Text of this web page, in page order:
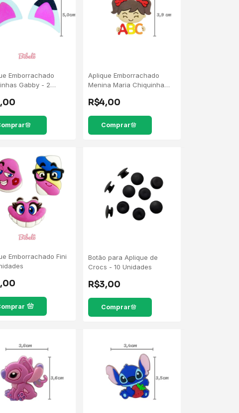
Emborrachado
Gabby - 2
Aplique Emborrachado
Menina Maria Chiquinha
Unidades
R$4,00
Emborrachado Fini
Botão para Aplique de
Crocs - 10 Unidades
R$3,00